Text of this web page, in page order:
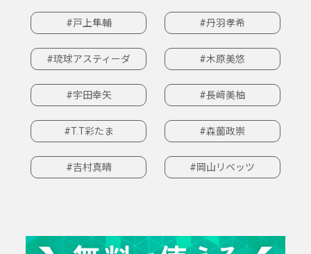
#戸上隼輔 #丹羽孝希
#琉球アスティーダ #木原美悠
#宇田幸矢 #長﨑美柚
#T.T彩たま #森薗政崇
#吉村真晴 #岡山リベッツ